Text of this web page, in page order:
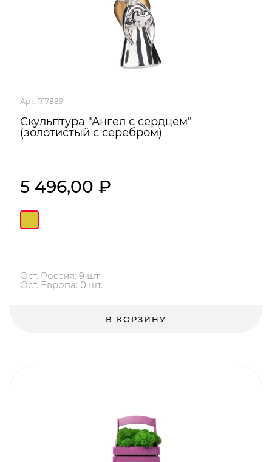
Арт. R17889
Скульптура "Ангел с сердцем"
(золотистый с серебром)
5 496,00 ₽
Ост. Россия: 9 шт.
Ост. Европа: 0 шт.
В КОРЗИНУ